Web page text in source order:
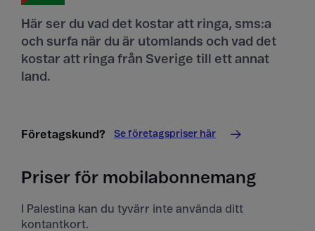
Här ser du vad det kostar att ringa, sms:a
och surfa när du är utomlands och vad det
kostar att ringa från Sverige till ett annat
land.
Företagskund? Se företagspriser här
Priser för mobilabonnemang
I Palestina kan du tyvärr inte använda ditt
kontantkort.